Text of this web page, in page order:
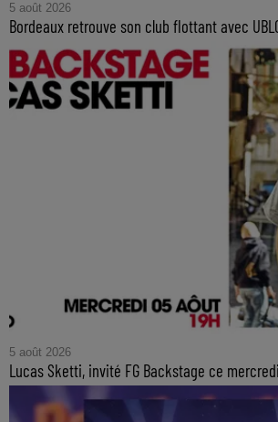
5 août 2026
Bordeaux retrouve son club flottant avec
5 août 2026
Lucas Sketti, invité FG Backstage ce